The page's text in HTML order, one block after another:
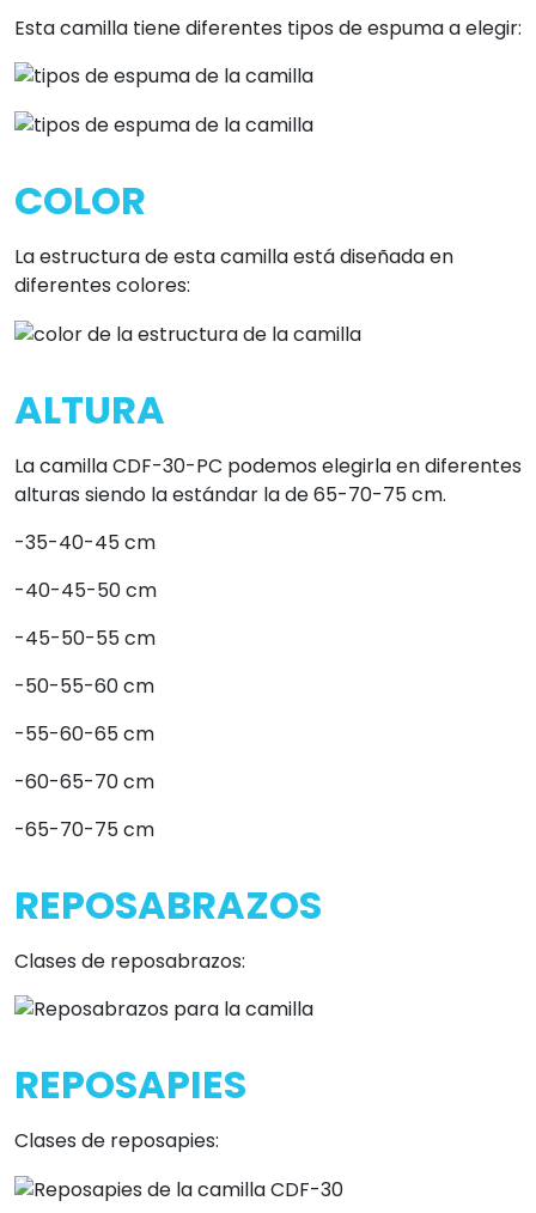
Esta camilla tiene diferentes tipos de espuma a elegir:
COLOR
La estructura de esta camilla está diseñada en
diferentes colores:
ALTURA
La camilla CDF-30-PC podemos elegirla en diferentes
alturas siendo la estándar la de 65-70-75 cm.
-35-40-45 cm
-40-45-50 cm
-45-50-55 cm
-50-55-60 cm
-55-60-65 cm
-60-65-70 cm
-65-70-75 cm
REPOSABRAZOS
Clases de reposabrazos:
REPOSAPIES
Clases de reposapies: